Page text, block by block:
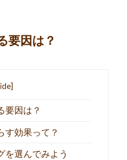
要因は？
]
要因は？
す効果って？
を選んでみよう